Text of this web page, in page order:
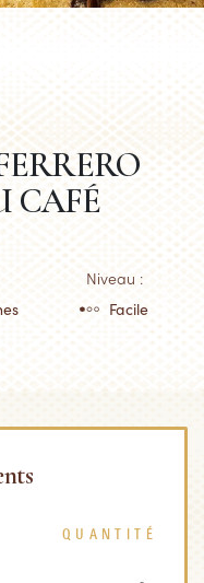
CAFÉ
Niveau :
Facile
QUANTITÉ